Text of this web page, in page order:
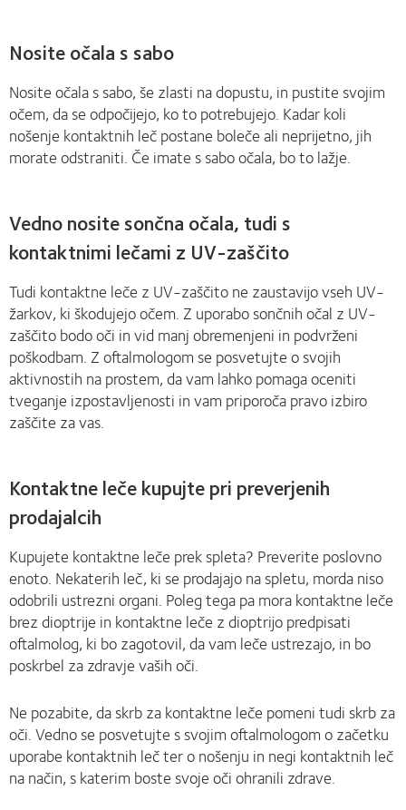
Nosite očala s sabo
Nosite očala s sabo, še zlasti na dopustu, in pustite svojim
očem, da se odpočijejo, ko to potrebujejo. Kadar koli
nošenje kontaktnih leč postane boleče ali neprijetno, jih
morate odstraniti. Če imate s sabo očala, bo to lažje.
Vedno nosite sončna očala, tudi s
kontaktnimi lečami z UV-zaščito
Tudi kontaktne leče z UV-zaščito ne zaustavijo vseh UV-
žarkov, ki škodujejo očem. Z uporabo sončnih očal z UV-
zaščito bodo oči in vid manj obremenjeni in podvrženi
poškodbam. Z oftalmologom se posvetujte o svojih
aktivnostih na prostem, da vam lahko pomaga oceniti
tveganje izpostavljenosti in vam priporoča pravo izbiro
zaščite za vas.
Kontaktne leče kupujte pri preverjenih
prodajalcih
Kupujete kontaktne leče prek spleta? Preverite poslovno
enoto. Nekaterih leč, ki se prodajajo na spletu, morda niso
odobrili ustrezni organi. Poleg tega pa mora kontaktne leče
brez dioptrije in kontaktne leče z dioptrijo predpisati
oftalmolog, ki bo zagotovil, da vam leče ustrezajo, in bo
poskrbel za zdravje vaših oči.
Ne pozabite, da skrb za kontaktne leče pomeni tudi skrb za
oči. Vedno se posvetujte s svojim oftalmologom o začetku
uporabe kontaktnih leč ter o nošenju in negi kontaktnih leč
na način, s katerim boste svoje oči ohranili zdrave.